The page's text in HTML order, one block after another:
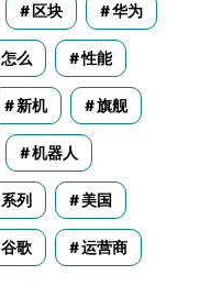
区块 华为
怎么 性能
新机 旗舰
机器人
系列 美国
谷歌 运营商